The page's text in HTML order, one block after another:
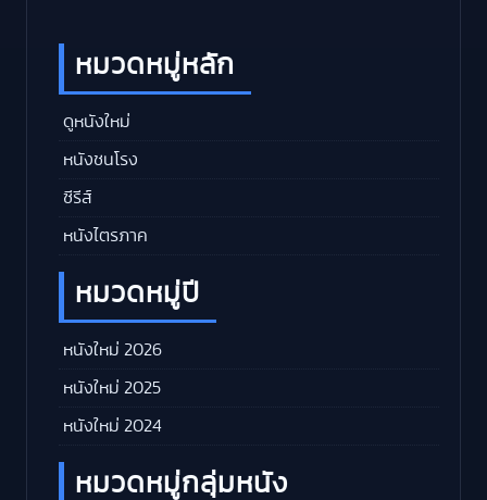
หมวดหมู่หลัก
ดูหนังใหม่
หนังชนโรง
ซีรีส์
หนังไตรภาค
หมวดหมู่ปี
หนังใหม่ 2026
หนังใหม่ 2025
หนังใหม่ 2024
หมวดหมู่กลุ่มหนัง